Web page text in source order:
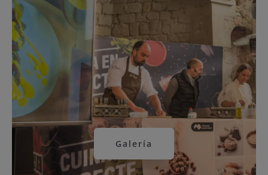
Galería